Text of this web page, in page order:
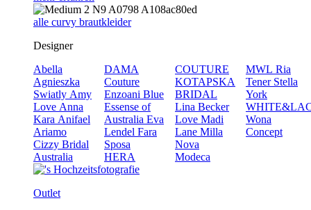
alle curvy brautkleider
Designer
Abella
Agnieszka
Swiatly Amy
Love Anna
Kara Anifael
Ariamo
Cizzy Bridal
Australia
DAMA
Couture
Enzoani Blue
Essense of
Australia Eva
Lendel Fara
Sposa
HERA
COUTURE
KOTAPSKA
BRIDAL
Lina Becker
Love Madi
Lane Milla
Nova
Modeca
MWL Ria
Tener Stella
York
Wona
Concept
Outlet